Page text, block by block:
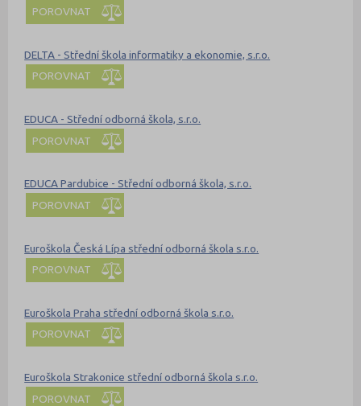
POROVNAT
DELTA - Střední škola informatiky a ekonomie, s.r.o.
POROVNAT
EDUCA - Střední odborná škola, s.r.o.
POROVNAT
EDUCA Pardubice - Střední odborná škola, s.r.o.
POROVNAT
Euroškola Česká Lípa střední odborná škola s.r.o.
POROVNAT
Euroškola Praha střední odborná škola s.r.o.
POROVNAT
Euroškola Strakonice střední odborná škola s.r.o.
POROVNAT